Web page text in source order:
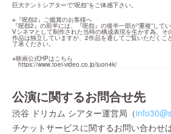
巨大テントシアターで”呪怨”をご体感下さい。
※『呪怨2』ご鑑賞のお客様へ
『呪怨2』の前半には、『呪怨』の後半一部が“重複”して
Vシネマとして制作された当時の構成表現を生かす為、
作品は独立していますが、2作品を通してご覧いただくこ
了承ください。
※映画公式HPはこちら
https://www.toei-video.co.jp/juon4k/
公演に関するお問合せ先
渋谷 ドリカム シアター運営局（
チケットサービスに関するお問い合わせ